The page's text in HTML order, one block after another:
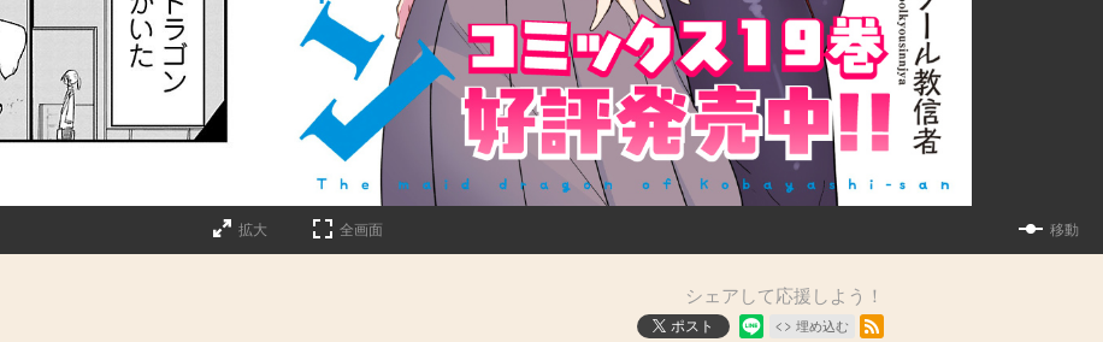
詳細ページへのリンク
拡大 全画面 移動
シェアして応援しよう！
ポスト 埋め込む